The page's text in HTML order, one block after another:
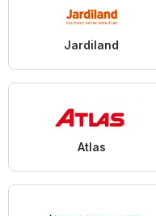
Jardiland
Atlas